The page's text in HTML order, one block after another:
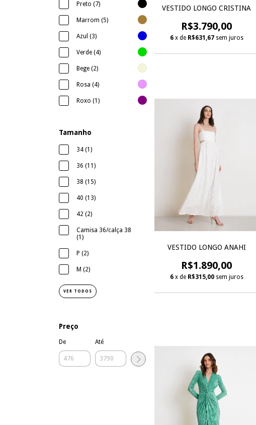
Preto (7)
Marrom (5)
Azul (3)
Verde (4)
Bege (2)
Rosa (4)
Roxo (1)
Tamanho
34 (1)
36 (11)
38 (15)
40 (13)
42 (2)
Camisa 36/calça 38
(1)
P (2)
M (2)
VER TODOS
Preço
De Até
VESTIDO LONGO CRISTINA
R$3.790,00
6 x de R$631,67 sem juros
VESTIDO LONGO ANAHI
R$1.890,00
6 x de R$315,00 sem juros